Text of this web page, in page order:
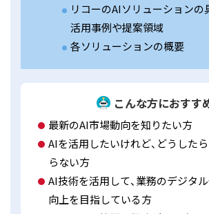
リコーのAIソリューションの
活用事例や提案領域
各ソリューションの概要
こんな方におすす
最新のAI市場動向を知りたい方
AIを活用したいけれど、どうした
らない方
AI技術を活用して、業務のデジタ
向上を目指している方